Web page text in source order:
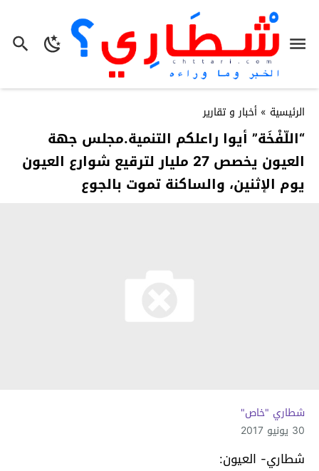
الرئيسية » أخبار و تقارير
“اللّفْخَة” أيوا راعلكم التنمية.مجلس جهة
العيون يخصص 27 مليار لترقيع شوارع العيون
يوم الإثنين، والساكنة تموت بالجوع
شطاري "خاص"
30 يونيو 2017
شطاري- العيون: